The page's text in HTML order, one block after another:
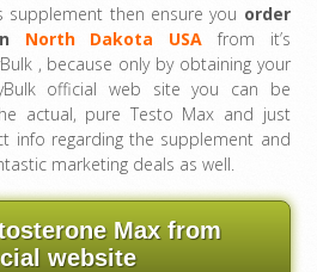
supplement then ensure you order
North Dakota USA from it’s
, because only by obtaining your
official web site you can be
actual, pure Testo Max and just
info regarding the supplement and
marketing deals as well.
Max from
website